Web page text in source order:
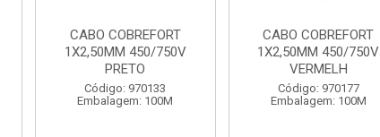
CABO COBREFORT
1X2,50MM 450/750V
PRETO
Código: 970133
Embalagem: 100M
CABO COBREFORT
1X2,50MM 450/750V
VERMELH
Código: 970177
Embalagem: 100M